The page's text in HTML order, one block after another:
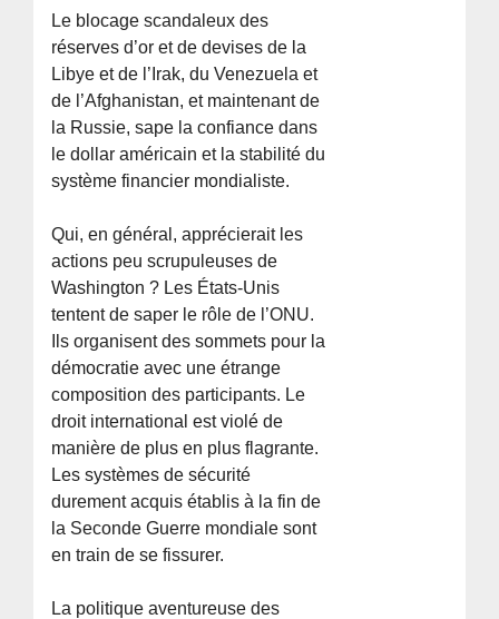
Le blocage scandaleux des
réserves d’or et de devises de la
Libye et de l’Irak, du Venezuela et
de l’Afghanistan, et maintenant de
la Russie, sape la confiance dans
le dollar américain et la stabilité du
système financier mondialiste.
Qui, en général, apprécierait les
actions peu scrupuleuses de
Washington ? Les États-Unis
tentent de saper le rôle de l’ONU.
Ils organisent des sommets pour la
démocratie avec une étrange
composition des participants. Le
droit international est violé de
manière de plus en plus flagrante.
Les systèmes de sécurité
durement acquis établis à la fin de
la Seconde Guerre mondiale sont
en train de se fissurer.
La politique aventureuse des